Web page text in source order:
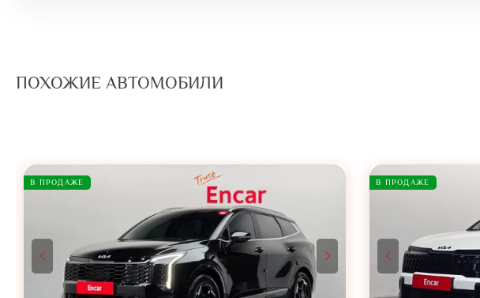
ПОХОЖИЕ АВТОМОБИЛИ
В ПРОДАЖЕ В ПРОДАЖЕ